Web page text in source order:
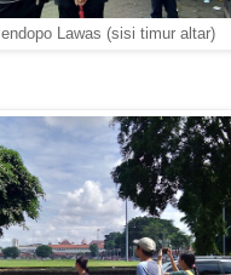
Lawas (sisi timur altar)